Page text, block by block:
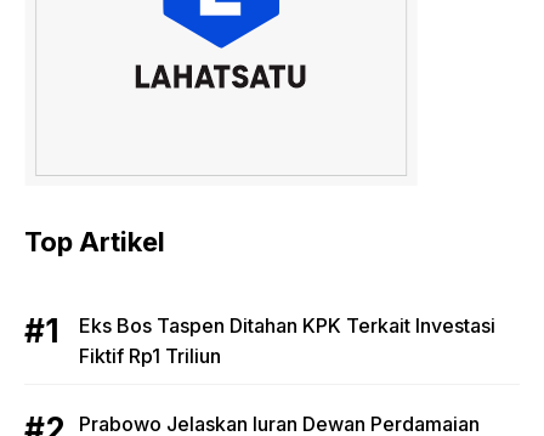
Top Artikel
Eks Bos Taspen Ditahan KPK Terkait Investasi
Fiktif Rp1 Triliun
Prabowo Jelaskan Iuran Dewan Perdamaian